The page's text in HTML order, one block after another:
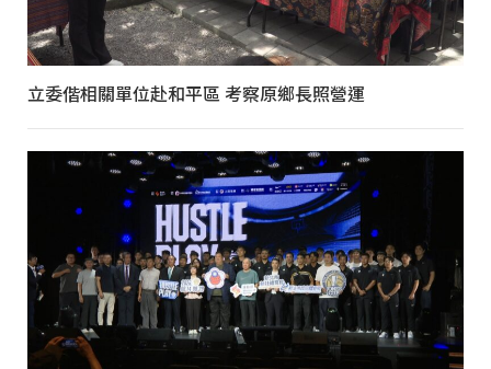
立委偕相關單位赴和平區 考察原鄉長照營運